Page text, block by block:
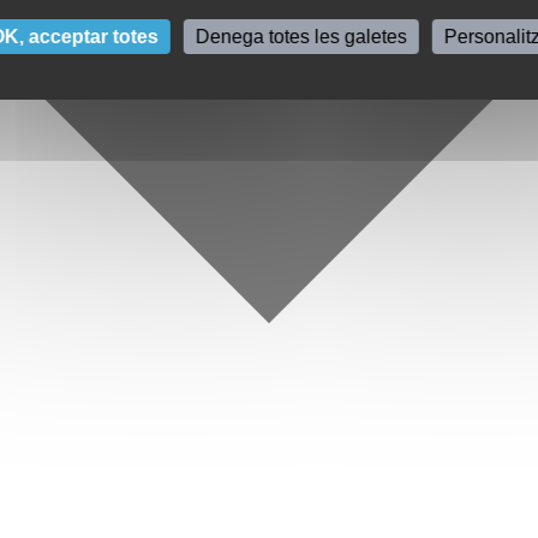
acceptar totes Denega totes les galetes